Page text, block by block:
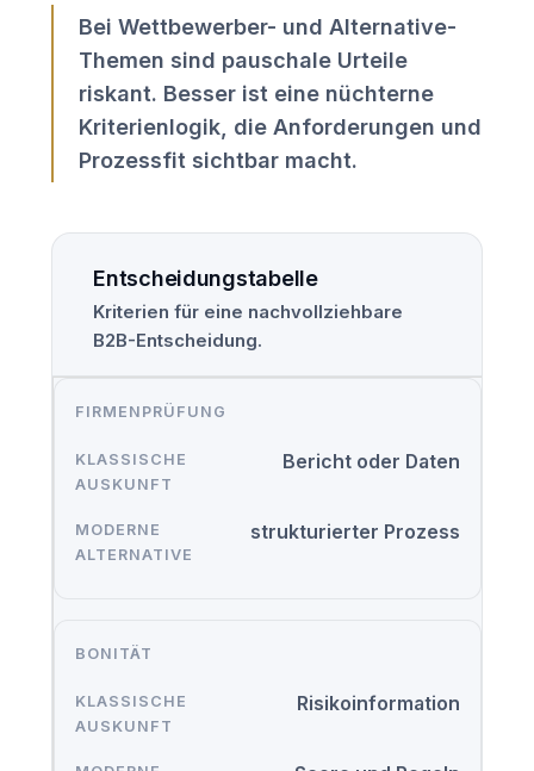
Bei Wettbewerber- und Alternative-
Themen sind pauschale Urteile
riskant. Besser ist eine nüchterne
Kriterienlogik, die Anforderungen und
Prozessfit sichtbar macht.
Entscheidungstabelle
Kriterien für eine nachvollziehbare
B2B-Entscheidung.
FIRMENPRÜFUNG
Bericht oder Daten
strukturierter Prozess
BONITÄT
Risikoinformation